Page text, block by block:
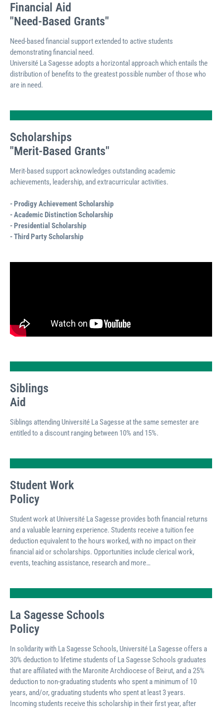
Financial Aid
"Need-Based Grants"
Need-based financial support extended to active students
demonstrating financial need.
Université La Sagesse adopts a horizontal approach which entails the
distribution of benefits to the greatest possible number of those who
are in need.
Scholarships
"Merit-Based Grants"
Merit-based support acknowledges outstanding academic
achievements, leadership, and extracurricular activities.
- Prodigy Achievement Scholarship
- Academic Distinction Scholarship
- Presidential Scholarship
- Third Party Scholarship
Siblings
Aid
Siblings attending Université La Sagesse at the same semester are
entitled to a discount ranging between 10% and 15%.
Student Work
Policy
Student work at Université La Sagesse provides both financial returns
and a valuable learning experience. Students receive a tuition fee
deduction equivalent to the hours worked, with no impact on their
financial aid or scholarships. Opportunities include clerical work,
events, teaching assistance, research and more…
La Sagesse Schools
Policy
In solidarity with La Sagesse Schools, Université La Sagesse offers a
30% deduction to lifetime students of La Sagesse Schools graduates
that are affiliated with the Maronite Archdiocese of Beirut, and a 25%
deduction to non-graduating students who spent a minimum of 10
years, and/or, graduating students who spent at least 3 years.
Incoming students receive this scholarship in their first year, after